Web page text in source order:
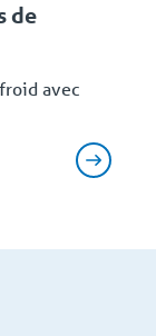
de
avec